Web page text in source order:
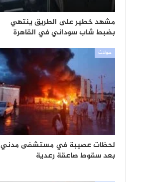
مشهد خطير على الطريق ينتهي
بضبط شاب سوداني في القاهرة
حوادث
لحظات عصيبة في مستشفى مدني
بعد سقوط صاعقة رعدية